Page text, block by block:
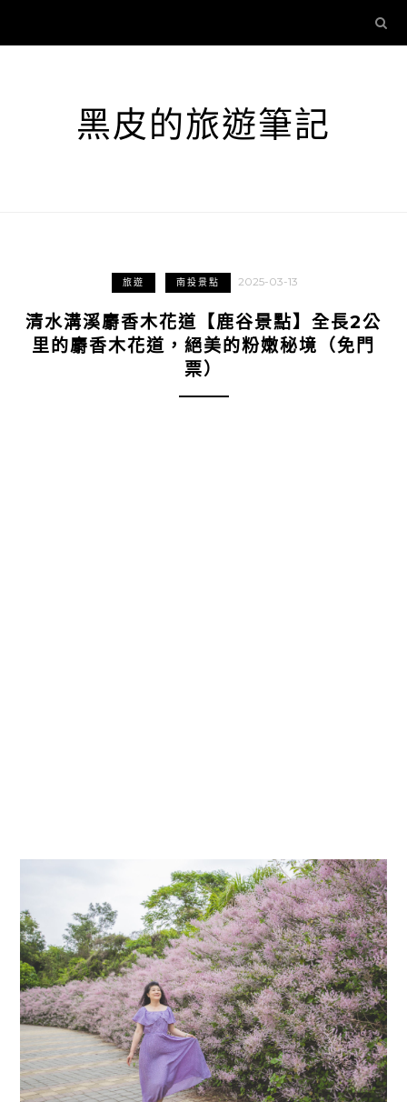
黑皮的旅遊筆記
旅遊 南投景點 2025-03-13
清水溝溪麝香木花道【鹿谷景點】全長2公
里的麝香木花道，絕美的粉嫩秘境（免門
票）